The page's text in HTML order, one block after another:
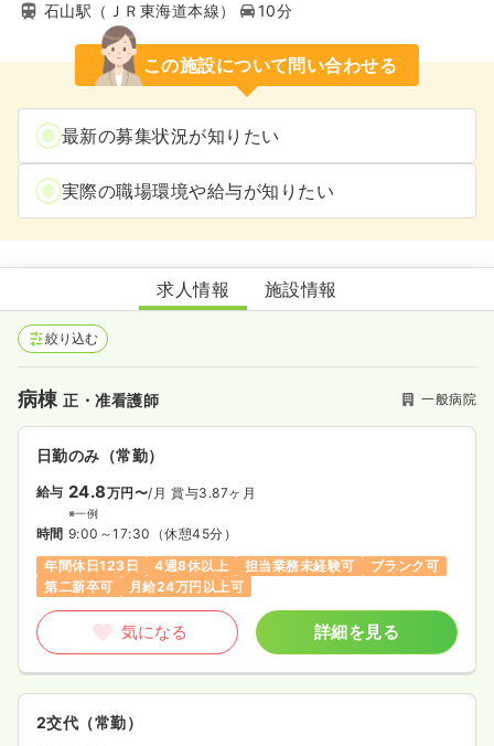
石山駅（ＪＲ東海道本線）
10分
この施設について問い合わせる
最新の募集状況が知りたい
実際の職場環境や給与が知りたい
瀬田川病院
求人情報 施設情報
絞り込む
病棟正・准看護師 一般病院
日勤のみ（常勤）
給与 24.8万円〜/月 賞与3.87ヶ月
※一例
時間 9:00～17:30 （休憩45分）
年間休日123日
4週8休以上 担当業務未経験可
ブランク可
第二新卒可
月給24万円以上可
気になる 詳細を見る
2交代（常勤）